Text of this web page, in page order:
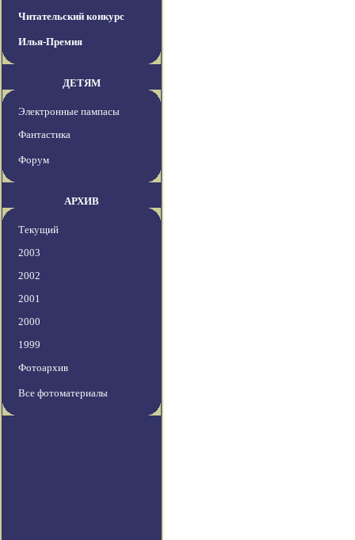
Читательский конкурс
Илья-Премия
ДЕТЯМ
Электронные пампасы
Фантастика
Форум
АРХИВ
Текущий
2003
2002
2001
2000
1999
Фотоархив
Все фотоматериалы